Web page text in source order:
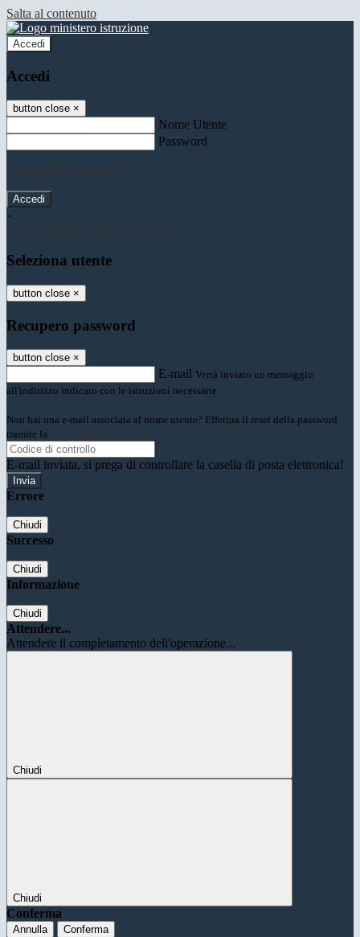
Salta al contenuto
Accedi
Accedi
button close ×
Nome Utente
Password
-
Seleziona utente
button close ×
Recupero password
button close ×
E-mail Verrà inviato un messaggio
all'indirizzo indicato con le istruzioni necessarie.
Non hai una e-mail associata al nome utente? Effettua il reset della password
tramite la
E-mail inviata, si prega di controllare la casella di posta elettronica!
Errore
Chiudi
Successo
Chiudi
Informazione
Chiudi
Attendere...
Attendere il completamento dell'operazione...
Chiudi
Chiudi
Conferma
Annulla Conferma